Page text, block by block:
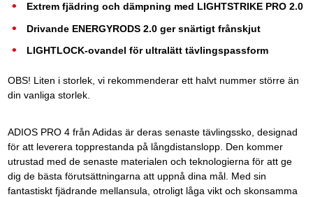
Extrem fjädring och dämpning med LIGHTSTRIKE PRO 2.0
Drivande ENERGYRODS 2.0 ger snärtigt frånskjut
LIGHTLOCK-ovandel för ultralätt tävlingspassform
OBS! Liten i storlek, vi rekommenderar ett halvt nummer större än
din vanliga storlek.
ADIOS PRO 4 från Adidas är deras senaste tävlingssko, designad
för att leverera topprestanda på långdistanslopp. Den kommer
utrustad med de senaste materialen och teknologierna för att ge
dig de bästa förutsättningarna att uppnå dina mål. Med sin
fantastiskt fjädrande mellansula, otroligt låga vikt och skonsamma